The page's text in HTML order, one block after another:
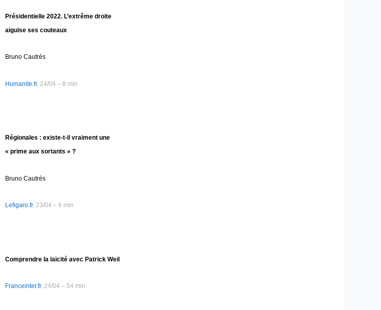
Présidentielle 2022. L’extrême droite
aiguise ses couteaux
Bruno Cautrès
Humanite.fr, 24/04 – 8 min
Régionales : existe-t-il vraiment une
« prime aux sortants » ?
Bruno Cautrès
Lefigaro.fr, 23/04 – 6 min
Comprendre la laïcité avec Patrick Weil
Franceinter.fr, 24/04 – 54 min